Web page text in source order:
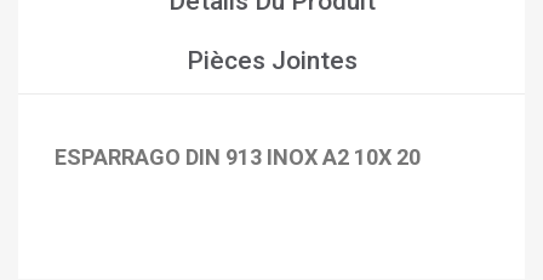
Pièces Jointes
ESPARRAGO DIN 913 INOX A2 10X 20